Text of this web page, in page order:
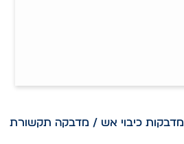
מדבקות כיבוי אש/ מדבקה תקשורת